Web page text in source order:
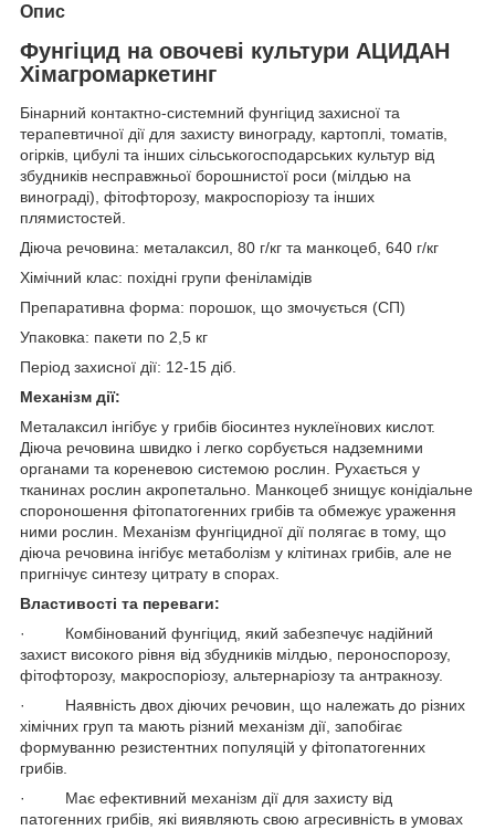
Опис
Фунгіцид на овочеві культури АЦИДАН
Хімагромаркетинг
Бінарний контактно-системний фунгіцид захисної та
терапевтичної дії для захисту винограду, картоплі, томатів,
огірків, цибулі та інших сільськогосподарських культур від
збудників несправжньої борошнистої роси (мілдью на
винограді), фітофторозу, макроспоріозу та інших
плямистостей.
Діюча речовина: металаксил, 80 г/кг та манкоцеб, 640 г/кг
Хімічний клас: похідні групи феніламідів
Препаративна форма: порошок, що змочується (СП)
Упаковка: пакети по 2,5 кг
Період захисної дії: 12-15 діб.
Механізм дії:
Металаксил інгібує у грибів біосинтез нуклеїнових кислот.
Діюча речовина швидко і легко сорбується надземними
органами та кореневою системою рослин. Рухається у
тканинах рослин акропетально. Манкоцеб знищує конідіальне
спороношення фітопатогенних грибів та обмежує ураження
ними рослин. Механізм фунгіцидної дії полягає в тому, що
діюча речовина інгібує метаболізм у клітинах грибів, але не
пригнічує синтезу цитрату в спорах.
Властивості та переваги:
· Комбінований фунгіцид, який забезпечує надійний
захист високого рівня від збудників мілдью, пероноспорозу,
фітофторозу, макроспоріозу, альтернаріозу та антракнозу.
· Наявність двох діючих речовин, що належать до різних
хімічних груп та мають різний механізм дії, запобігає
формуванню резистентних популяцій у фітопатогенних
грибів.
· Має ефективний механізм дії для захисту від
патогенних грибів, які виявляють свою агресивність в умовах